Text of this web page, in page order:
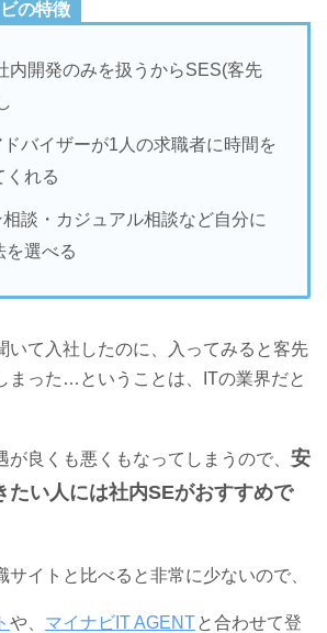
の特徴
内開発のみを扱うからSES(客先
バイザーが1人の求職者に時間を
くれる
談・カジュアル相談など自分に
を選べる
いて入社したのに、入ってみると客先
まった…ということは、ITの業界だと
が良くも悪くもなってしまうので、 安
たい人には社内SEがおすすめで
サイトと比べると非常に少ないので、
や、 マイナビIT AGENTと合わせて登